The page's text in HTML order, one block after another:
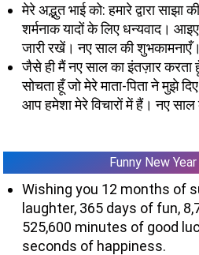
मेरे अद्भुत भाई को: हमारे द्वारा
शर्मनाक यादों के लिए धन्यवाद।
जारी रखें। नए साल की शुभकामनाएँ।
जैसे ही मैं नए साल का इंतज़ार करता
सोचता हूँ जो मेरे माता-पिता ने मुझे
आप हमेशा मेरे विचारों में हैं। नए
Funny New
Wishing you 12 months of
laughter, 365 days of fun,
525,600 minutes of good
seconds of happiness.